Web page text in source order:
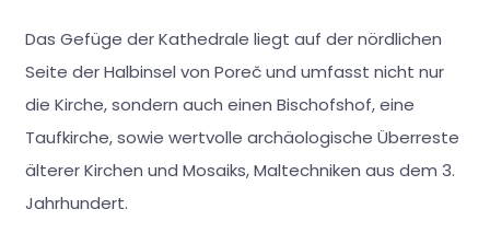
Das Gefüge der Kathedrale liegt auf der nördlichen
Seite der Halbinsel von Poreč und umfasst nicht nur
die Kirche, sondern auch einen Bischofshof, eine
Taufkirche, sowie wertvolle archäologische Überreste
älterer Kirchen und Mosaiks, Maltechniken aus dem 3.
Jahrhundert.